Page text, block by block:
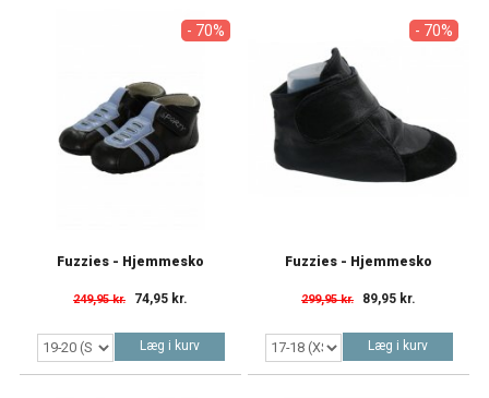
- 70%
Fuzzies - Hjemmesko
249,95 kr. 74,95 kr.
Læg i kurv
- 70%
Fuzzies - Hjemmesko
299,95 kr. 89,95 kr.
Læg i kurv